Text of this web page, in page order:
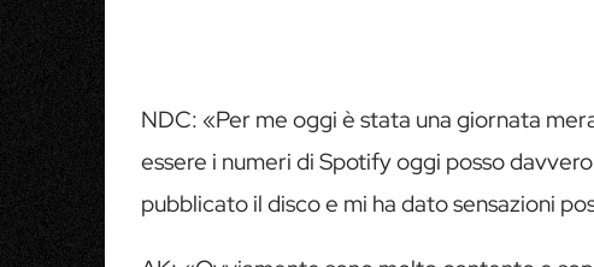
NDC: «Per me oggi è stata una giornata
essere i numeri di Spotify oggi posso
pubblicato il disco e mi ha dato sensazioni